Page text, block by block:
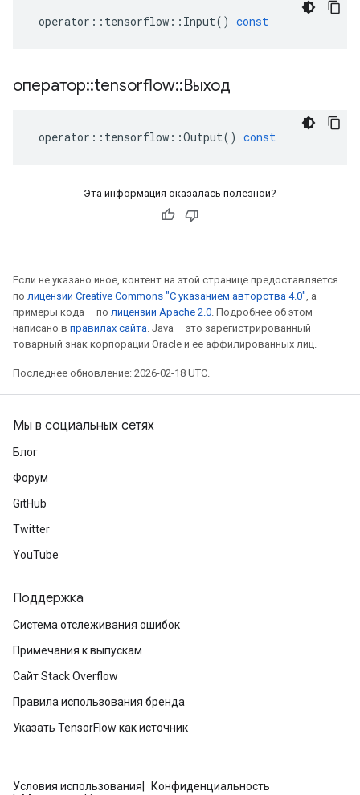
operator :: tensorflow :: Input() const
оператор::tensorflow::Выход
operator :: tensorflow ::Output() const
Эта информация оказалась полезной?
Если не указано иное, контент на этой странице предоставляется
по лицензии Creative Commons "С указанием авторства 4.0", а
примеры кода – по лицензии Apache 2.0. Подробнее об этом
написано в правилах сайта. Java – это зарегистрированный
товарный знак корпорации Oracle и ее аффилированных лиц.
Последнее обновление: 2026-02-18 UTC.
Мы в социальных сетях
Блог
Форум
GitHub
Twitter
YouTube
Поддержка
Система отслеживания ошибок
Примечания к выпускам
Сайт Stack Overflow
Правила использования бренда
Указать TensorFlow как источник
Условия использования
Конфиденциальность